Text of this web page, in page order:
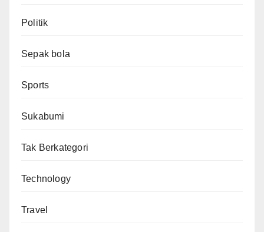
Politik
Sepak bola
Sports
Sukabumi
Tak Berkategori
Technology
Travel